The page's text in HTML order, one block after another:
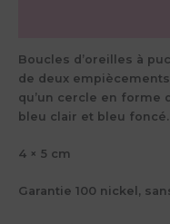
Boucles d’oreilles à
de deux
qu’un cercle en forme
bleu clair et bleu foncé.
4 × 5 cm
Garantie 100 nickel,